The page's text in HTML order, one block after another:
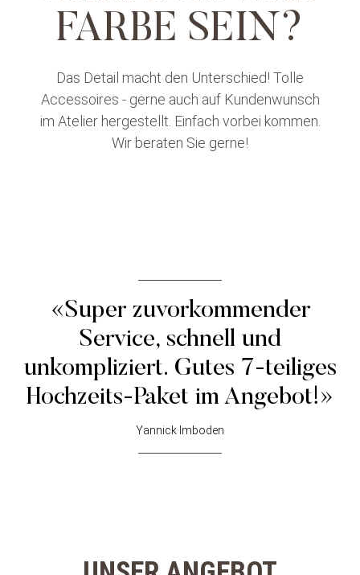
FARBE SEIN?
Das Detail macht den Unterschied! Tolle
Accessoires - gerne auch auf Kundenwunsch
im Atelier hergestellt. Einfach vorbei kommen.
Wir beraten Sie gerne!
«Super zuvorkommender
Service, schnell und
unkompliziert. Gutes 7-teiliges
Hochzeits-Paket im Angebot!»
Yannick Imboden